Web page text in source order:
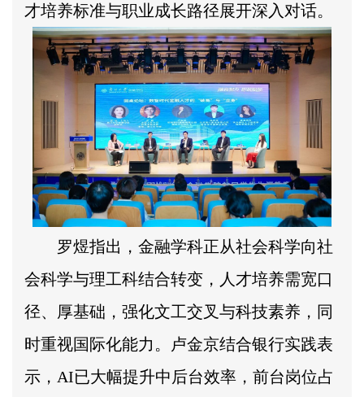
才培养标准与职业成长路径展开深入对话。
罗煜指出，金融学科正从社会科学向社
会科学与理工科结合转变，人才培养需宽口
径、厚基础，强化文工交叉与科技素养，同
时重视国际化能力。卢金京结合银行实践表
示，AI已大幅提升中后台效率，前台岗位占